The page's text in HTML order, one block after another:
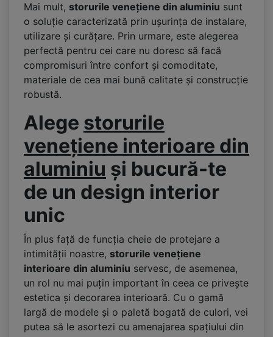
Mai mult, storurile venețiene din aluminiu sunt
o soluție caracterizată prin ușurința de instalare,
utilizare și curățare. Prin urmare, este alegerea
perfectă pentru cei care nu doresc să facă
compromisuri între confort și comoditate,
materiale de cea mai bună calitate și construcție
robustă.
Alege storurile
venețiene interioare din
aluminiu și bucură-te
de un design interior
unic
În plus față de funcția cheie de protejare a
intimității noastre, storurile venețiene
interioare din aluminiu servesc, de asemenea,
un rol nu mai puțin important în ceea ce privește
estetica și decorarea interioară. Cu o gamă
largă de modele și o paletă bogată de culori, vei
putea să le asortezi cu amenajarea spațiului din